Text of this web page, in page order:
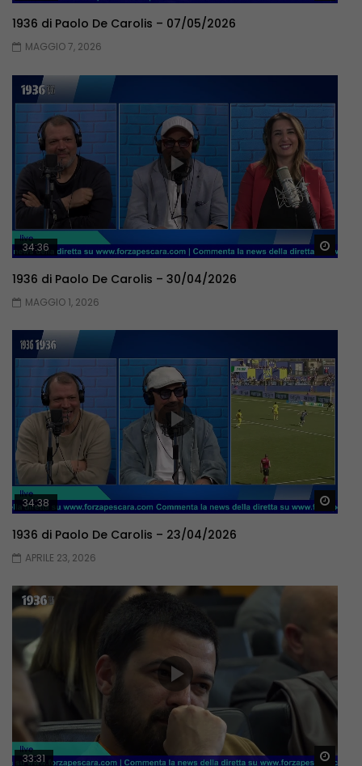
1936 di Paolo De Carolis – 07/05/2026
MAGGIO 7, 2026
34:36
1936 di Paolo De Carolis – 30/04/2026
MAGGIO 1, 2026
34:38
1936 di Paolo De Carolis – 23/04/2026
APRILE 23, 2026
33:31